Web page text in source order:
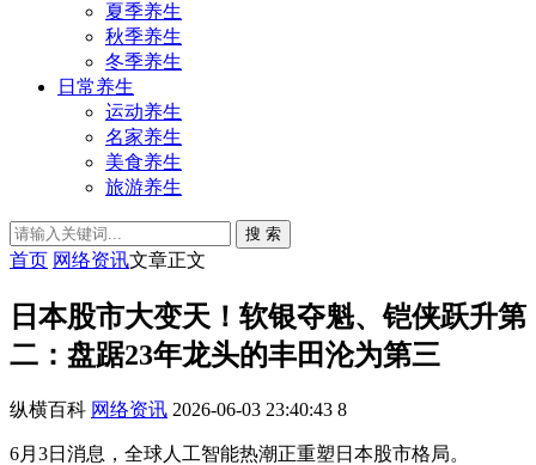
夏季养生
秋季养生
冬季养生
日常养生
运动养生
名家养生
美食养生
旅游养生
搜 索
首页 网络资讯文章正文
日本股市大变天！软银夺魁、铠侠跃升第
二：盘踞23年龙头的丰田沦为第三
纵横百科 网络资讯 2026-06-03 23:40:43 8
6月3日消息，全球人工智能热潮正重塑日本股市格局。